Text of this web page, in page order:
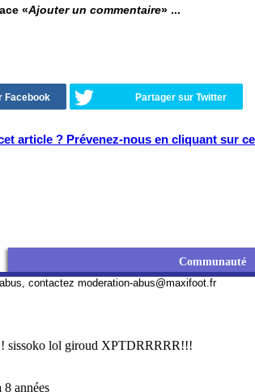
«Ajouter un commentaire» ...
Facebook Partager sur Twitter
article ? Prévenez-nous en cliquant sur
Communauté
contactez moderation-abus@maxifoot.fr